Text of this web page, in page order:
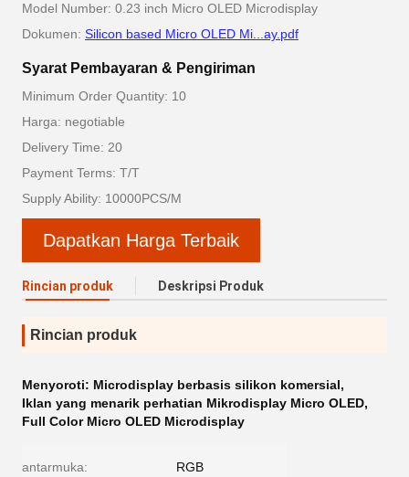
Model Number: 0.23 inch Micro OLED Microdisplay
Dokumen: Silicon based Micro OLED Mi...ay.pdf
Syarat Pembayaran & Pengiriman
Minimum Order Quantity: 10
Harga: negotiable
Delivery Time: 20
Payment Terms: T/T
Supply Ability: 10000PCS/M
Dapatkan Harga Terbaik
Rincian produk Deskripsi Produk
Rincian produk
Menyoroti: Microdisplay berbasis silikon komersial,
Iklan yang menarik perhatian Mikrodisplay Micro OLED,
Full Color Micro OLED Microdisplay
antarmuka: RGB